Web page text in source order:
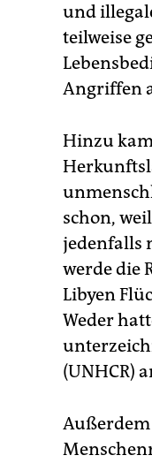
und
teilweise
Angriffen
Hinzu
schon,
jedenfalls
werde die
Libyen
Weder
(UNHCR)